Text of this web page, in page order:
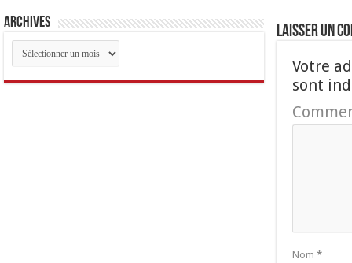
Laisser un
Votre
sont
Nom *
Archives
Archives